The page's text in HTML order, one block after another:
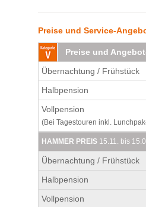
Preise und Service-
Preise und
Übernachtung / Frühstück
Halbpension
Vollpension
(Bei Tagestouren inkl.
HAMMER PREIS 15.11. bis
Übernachtung / Frühstück
Halbpension
Vollpension